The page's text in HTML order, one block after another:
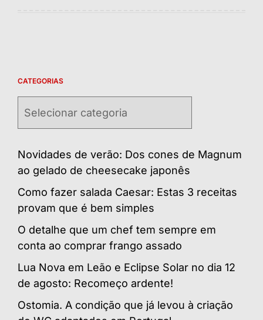
CATEGORIAS
Novidades de verão: Dos cones de Magnum
ao gelado de cheesecake japonês
Como fazer salada Caesar: Estas 3 receitas
provam que é bem simples
O detalhe que um chef tem sempre em
conta ao comprar frango assado
Lua Nova em Leão e Eclipse Solar no dia 12
de agosto: Recomeço ardente!
Ostomia. A condição que já levou à criação